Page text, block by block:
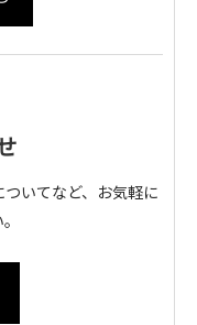
いてなど、お気軽に